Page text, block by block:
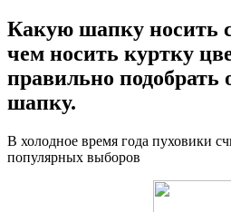
Какую шапку носить
чем носить куртку
правильно
шапку.
В холодное время года пуховики
популярных выборов